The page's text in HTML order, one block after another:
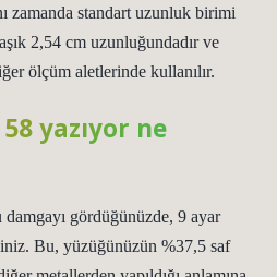
zamanda standart uzunluk birimi
2,54 cm uzunluğundadır ve
ölçüm aletlerinde kullanılır.
yazıyor ne
gördüğünüzde, 9 ayar
Bu, yüzüğünüzün %37,5 saf